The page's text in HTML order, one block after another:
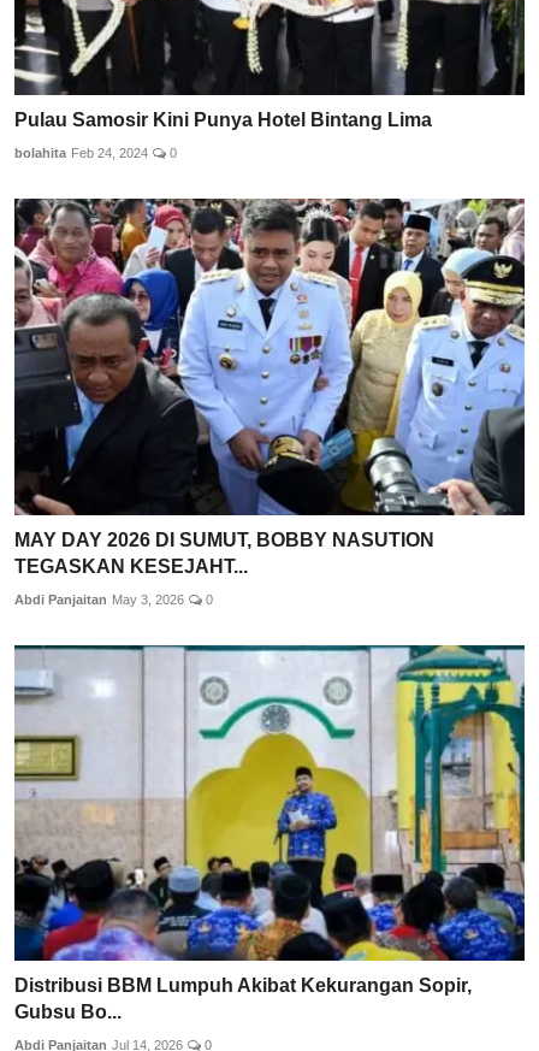
Pulau Samosir Kini Punya Hotel Bintang Lima
bolahita Feb 24, 2024 0
MAY DAY 2026 DI SUMUT, BOBBY NASUTION
TEGASKAN KESEJAHT...
Abdi Panjaitan May 3, 2026 0
Distribusi BBM Lumpuh Akibat Kekurangan Sopir,
Gubsu Bo...
Abdi Panjaitan Jul 14, 2026 0